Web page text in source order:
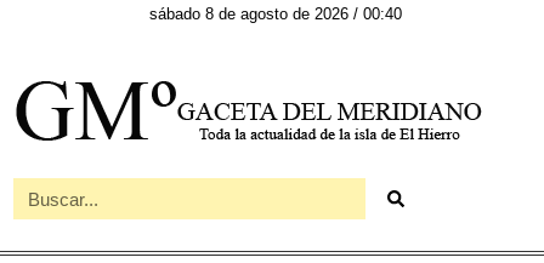
sábado 8 de agosto de 2026 / 00:40